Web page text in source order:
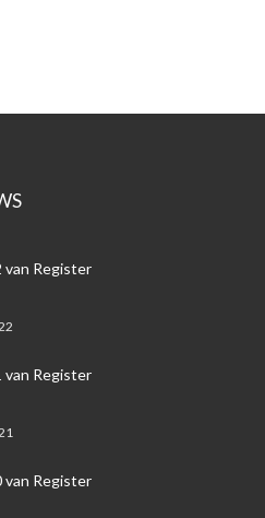
van Register
van Register
van Register